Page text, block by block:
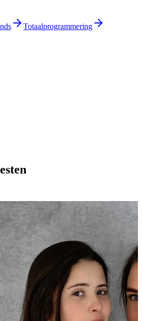
Totaalprogrammering